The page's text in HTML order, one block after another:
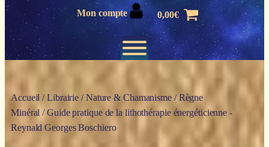
Mon compte 0,00€
Accueil /Librairie /Nature & Chamanisme/Règne
Minéral / Guide pratique de la lithothérapie énergéticienne -
Reynald Georges Boschiero